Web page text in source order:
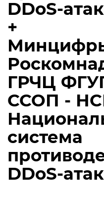
DDoS-
+
ГРЧЦ
ССОП -
система
DDoS-